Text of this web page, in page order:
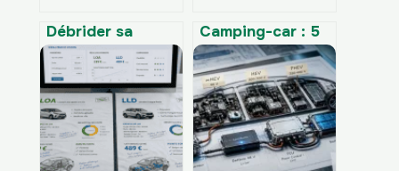
Débrider sa
trottinette
électrique : gain
de vitesse,
risques juridiques
et réalité
technique
Camping-car : 5
innovations
technologiques
pour gagner en
autonomie,
sécurité et
confort